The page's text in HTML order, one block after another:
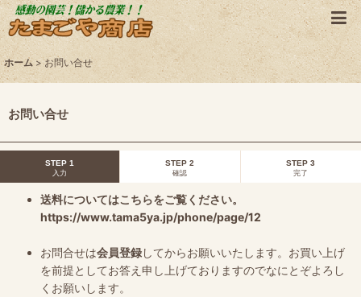
ホーム > お問い合せ
お問い合せ
STEP 1
入力
STEP 2
確認
STEP 3
完了
送料についてはこちらをご覧ください。
https://www.tama5ya.jp/phone/page/12
お問合せは会員登録してからお願いいたします。お買い上げ
を前提としてお答え申し上げておりますのでなにとぞよろし
くお願いします。